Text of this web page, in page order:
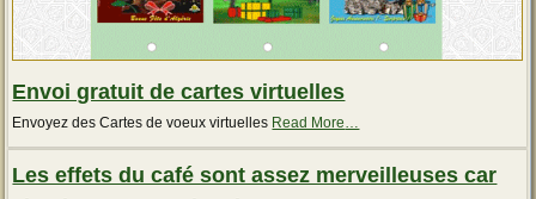
Envoi gratuit de cartes virtuelles
Envoyez des Cartes de voeux virtuelles Read More
gratuit
de
cartes
…
Les effets du café sont assez merveilleuses car